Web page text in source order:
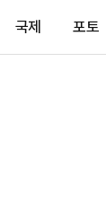
국제 포토